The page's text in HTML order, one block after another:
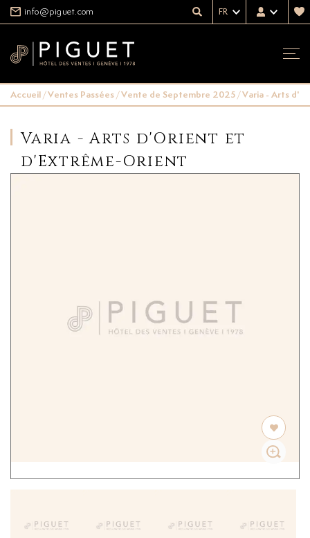
info@piguet.com FR
Accueil/Ventes Passées/Vente de Septembre 2025/Varia - Arts
Varia - Arts d'Orient et
d'Extrême-Orient